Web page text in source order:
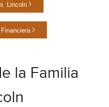
Lincoln
la Familia